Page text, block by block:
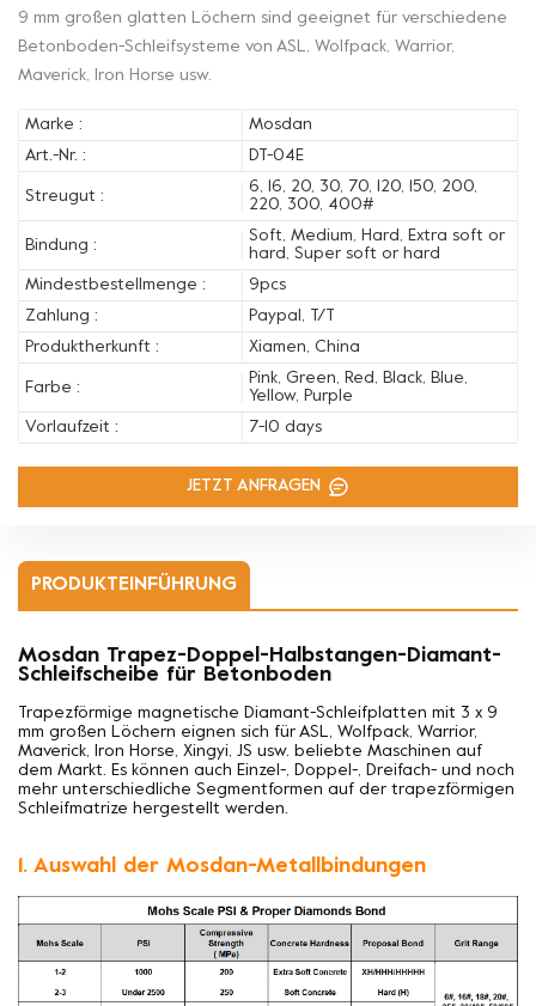
9 mm großen glatten Löchern sind geeignet für verschiedene
Betonboden-Schleifsysteme von ASL, Wolfpack, Warrior,
Maverick, Iron Horse usw.
Marke :
Mosdan
Art.-Nr. :
DT-04E
Streugut :
6, 16, 20, 30, 70, 120, 150, 200,
220, 300, 400#
Bindung :
Soft, Medium, Hard, Extra soft or
hard, Super soft or hard
Mindestbestellmenge :
9pcs
Zahlung :
Paypal, T/T
Produktherkunft :
Xiamen, China
Farbe :
Pink, Green, Red, Black, Blue,
Yellow, Purple
Vorlaufzeit :
7-10 days
JETZT ANFRAGEN
PRODUKTEINFÜHRUNG
Mosdan Trapez-Doppel-Halbstangen-Diamant-
Schleifscheibe für Betonboden
Trapezförmige magnetische Diamant-Schleifplatten mit 3 x 9
mm großen Löchern eignen sich für ASL, Wolfpack, Warrior,
Maverick, Iron Horse, Xingyi, JS usw. beliebte Maschinen auf
dem Markt. Es können auch Einzel-, Doppel-, Dreifach- und noch
mehr unterschiedliche Segmentformen auf der trapezförmigen
Schleifmatrize hergestellt werden.
1. Auswahl der Mosdan-Metallbindungen